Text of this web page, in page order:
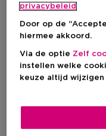
930 G
Productprijs
privacybeleid
Door op de
hiermee akkoord.
Via de optie Zelf
instellen welke
keuze altijd